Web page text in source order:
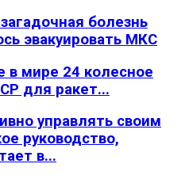
болезнь
эвакуировать МКС
мире 24 колесное
для ракет...
управлять своим
руководство,
в...